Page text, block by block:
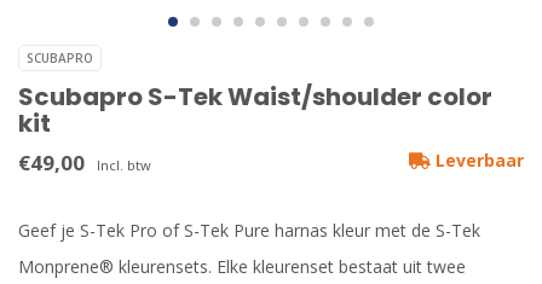
SCUBAPRO
Scubapro S-Tek Waist/shoulder color
kit
€49,00 Incl. btw Leverbaar
Geef je S-Tek Pro of S-Tek Pure harnas kleur met de S-Tek
Monprene® kleurensets. Elke kleurenset bestaat uit twee